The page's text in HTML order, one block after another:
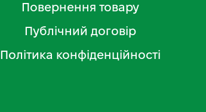
Повернення товару
Публічний договір
Політика конфіденційності